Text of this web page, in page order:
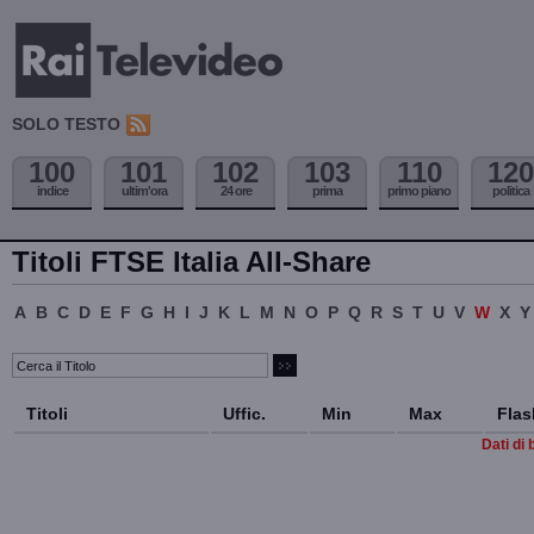
SOLO TESTO
100
indice
101
ultim'ora
102
24 ore
103
prima
110
primo piano
120
politica
Titoli FTSE Italia All-Share
A B C D E F G H I J K L M N O P Q R S T U V W X Y
Titoli Uffic. Min Max
Dati di